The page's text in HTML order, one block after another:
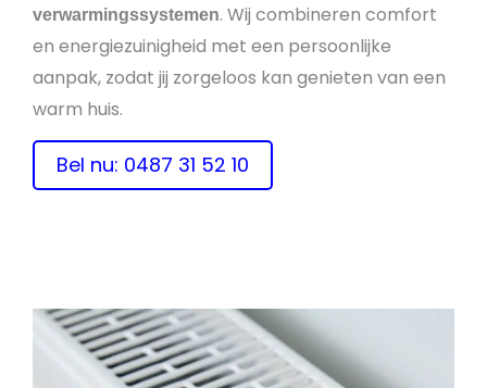
verwarmingssystemen. Wij combineren comfort
en energiezuinigheid met een persoonlijke
aanpak, zodat jij zorgeloos kan genieten van een
warm huis.
Bel nu: 0487 31 52 10